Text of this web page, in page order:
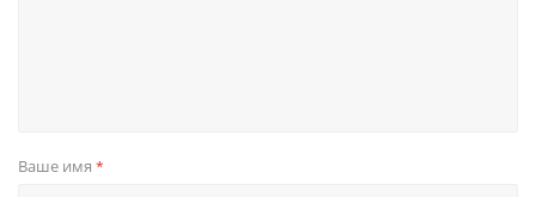
Ваше имя *